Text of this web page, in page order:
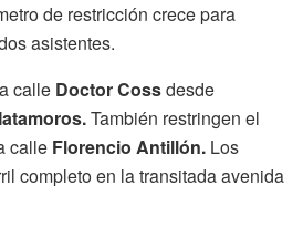
de restricción crece para
asistentes.
calle Doctor Cossdesde
También restringen el
calle Florencio Antillón. Los
completo en la transitada avenida